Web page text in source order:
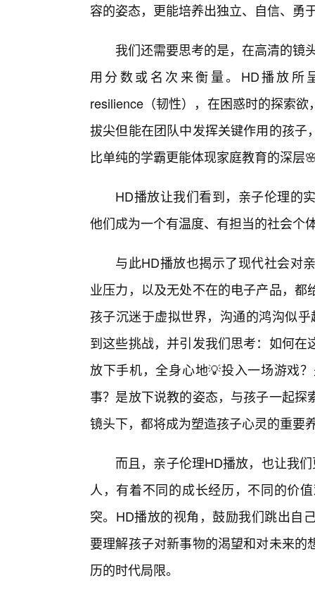
容的姿态，更能培养出独立、自信、勇
我们还需要思考的是，在高清的镜
用分数或名次来衡量。HD播放
resilience（韧性），在困惑时的探索
拔尖但能在团队中发挥关键作用的孩
比单纯的学霸更能体现家庭教育的深层
HD播放让我们看到，亲子伦理的
他们成为一个有温度、有担当的社会个
与此HD播放也揭示了现代社会对
业压力，以及无处不在的电子产品，
孩子沉迷于虚拟世界，沟通的鸿沟似
到这些挑战，并引发我们思考：如何
放下手机，全身心地💡投入一场游戏
事？是放下说教的姿态，与孩子一起
镜头下，都将成为塑造孩子心灵的重要
而且，亲子伦理HD播放，也让我
人，有着不同的成长经历，不同的价
突。HD播放的视角，鼓励我们跳出自
要理解孩子对新事物的渴望和对未来
历的时代局限。